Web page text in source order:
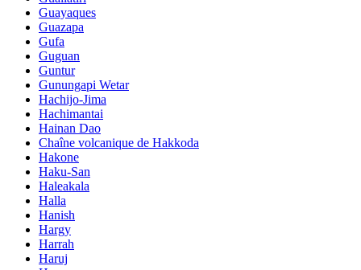
Guayaques
Guazapa
Gufa
Guguan
Guntur
Gunungapi Wetar
Hachijo-Jima
Hachimantai
Hainan Dao
Chaîne volcanique de Hakkoda
Hakone
Haku-San
Haleakala
Halla
Hanish
Hargy
Harrah
Haruj